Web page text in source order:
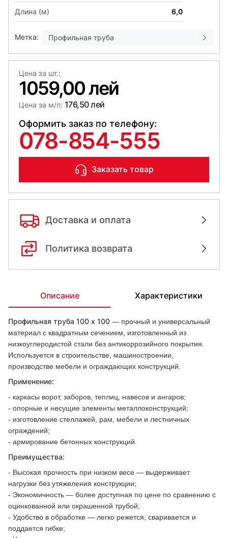
Длина (м) 6,0
Метка: Профильная труба
Цена за шт.:
1059,00 лей
Цена за м/п: 176,50 лей
Оформить заказ по телефону:
078-854-555
Заказать товар
Доставка и оплата
Политика возврата
Описание Характеристики
Профильная труба 100 х 100 — прочный и универсальный
материал с квадратным сечением, изготовленный из
низкоуглеродистой стали без антикоррозийного покрытия.
Используется в строительстве, машиностроении,
производстве мебели и ограждающих конструкций.
Применение:
- каркасы ворот, заборов, теплиц, навесов и ангаров;
- опорные и несущие элементы металлоконструкций;
- изготовление стеллажей, рам, мебели и лестничных
ограждений;
- армирование бетонных конструкций.
Преимущества:
- Высокая прочность при низком весе — выдерживает
нагрузки без утяжеления конструкции;
- Экономичность — более доступная по цене по сравнению с
оцинкованной или окрашенной трубой;
- Удобство в обработке — легко режется, сваривается и
поддается гибке;